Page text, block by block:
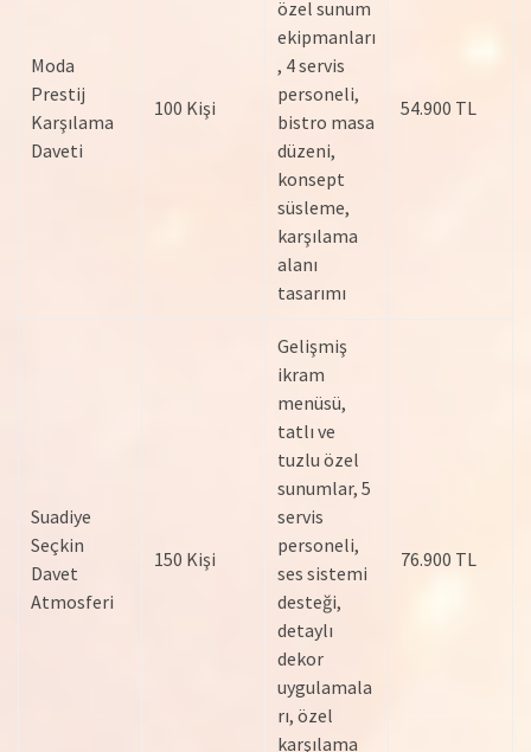
Moda
Prestij
Karşılama
Daveti
100 Kişi
özel sunum
ekipmanları
, 4 servis
personeli,
bistro masa
düzeni,
konsept
süsleme,
karşılama
alanı
tasarımı
54.900 TL
Suadiye
Seçkin
Davet
Atmosferi
150 Kişi
Gelişmiş
ikram
menüsü,
tatlı ve
tuzlu özel
sunumlar, 5
servis
personeli,
ses sistemi
desteği,
detaylı
dekor
uygulamala
rı, özel
karşılama
76.900 TL